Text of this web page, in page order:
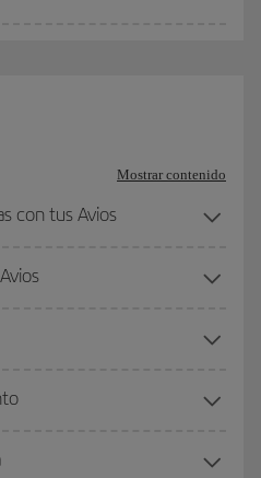
Mostrar contenido
con tus Avios